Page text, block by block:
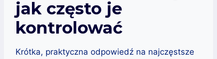
jak często je
kontrolować
Krótka, praktyczna odpowiedź na najczęstsze